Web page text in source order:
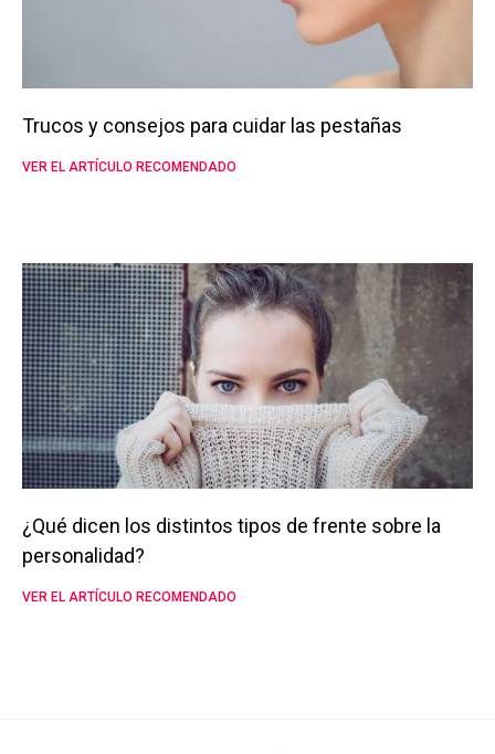
Trucos y consejos para cuidar las pestañas
VER EL ARTÍCULO RECOMENDADO
¿Qué dicen los distintos tipos de frente sobre la
personalidad?
VER EL ARTÍCULO RECOMENDADO